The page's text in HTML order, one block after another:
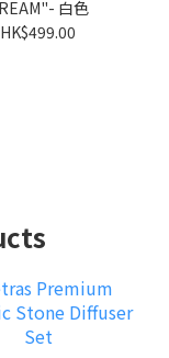
CREAM"- 白色
HK$499.00